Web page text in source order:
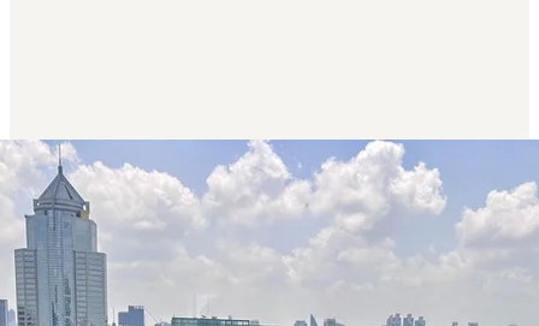
ขาย คอนโด ดิ แอดเดรส ชิดลม 41 ตารางเมตร ห้องนอ
อง